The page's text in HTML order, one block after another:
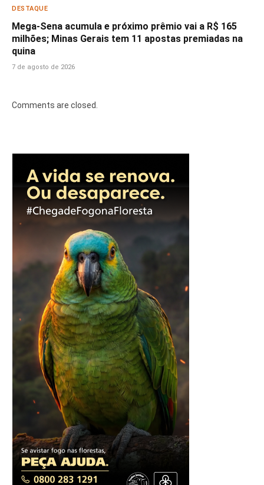
DESTAQUE
Mega-Sena acumula e próximo prêmio vai a R$ 165
milhões; Minas Gerais tem 11 apostas premiadas na
quina
7 de agosto de 2026
Comments are closed.